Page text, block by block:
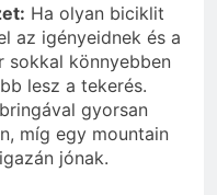
Ha olyan biciklit
az igényeidnek és a
sokkal könnyebben
lesz a tekerés.
gyorsan
míg egy mountain
jónak.